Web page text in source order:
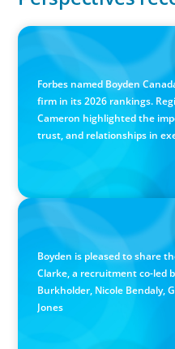
Canadian Recruitment
Forbes named Boyden
firm in its 2026 rankings.
Cameron highlighted the
trust, and relationships in
Calgary Co-op Proudly
Boyden is pleased to share
Clarke, a recruitment co-led
Burkholder, Nicole Bendaly,
Jones